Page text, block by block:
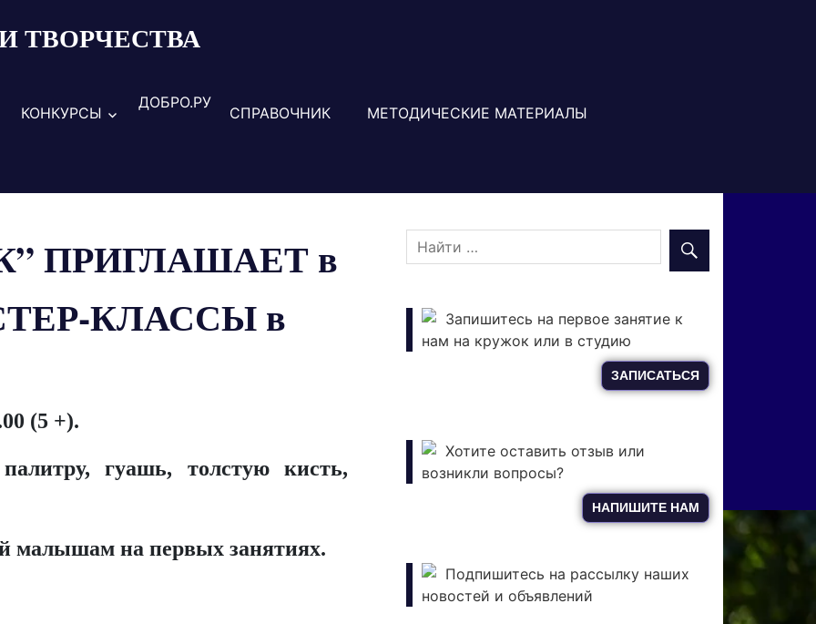
ТВОРЧЕСТВА
КОНКУРСЫ
ДОБРО.РУ
СПРАВОЧНИК МЕТОДИЧЕСКИЕ МАТЕРИАЛЫ
ПРИГЛАШАЕТ в
КЛАССЫ в
(5 +).
гуашь, толстую кисть,
малышам на первых занятиях.
Запишитесь на первое занятие к
нам на кружок или в студию
ЗАПИСАТЬСЯ
Хотите оставить отзыв или
возникли вопросы?
НАПИШИТЕ НАМ
Подпишитесь на рассылку наших
новостей и объявлений